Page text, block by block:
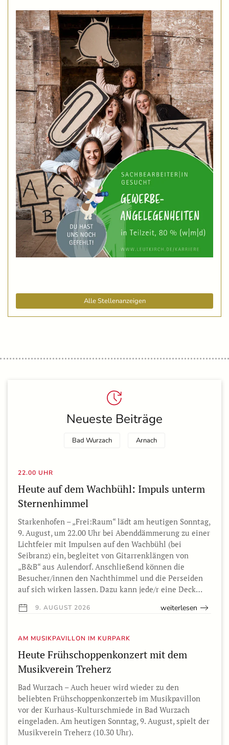
Alle Stellenanzeigen
Neueste Beiträge
Bad Wurzach Arnach
22.00 UHR
Heute auf dem Wachbühl: Impuls unterm
Sternenhimmel
Starkenhofen – „Frei:Raum“ lädt am heutigen Sonntag,
9. August, um 22.00 Uhr bei Abenddämmerung zu einer
Lichtfeier mit Impulsen auf den Wachbühl (bei
Seibranz) ein, begleitet von Gitarrenklängen von
„B&B“ aus Aulendorf. Anschließend können die
Besucher/innen den Nachthimmel und die Perseiden
auf sich wirken lassen. Dazu kann jede/r eine Deck…
9. AUGUST 2026 weiterlesen
AM MUSIKPAVILLON IM KURPARK
Heute Frühschoppenkonzert mit dem
Musikverein Treherz
Bad Wurzach – Auch heuer wird wieder zu den
beliebten Frühschoppenkonzerteb im Musikpavillon
vor der Kurhaus-Kulturschmiede in Bad Wurzach
eingeladen. Am heutigen Sonntag, 9. August, spielt der
Musikverein Treherz (10.30 Uhr).